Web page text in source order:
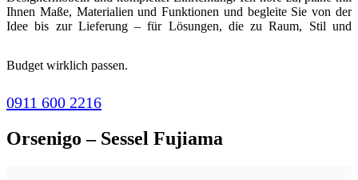
Ihnen Maße, Materialien und Funktionen und begleite Sie von der
Idee bis zur Lieferung – für Lösungen, die zu Raum, Stil und
Budget wirklich passen.
0911 600 2216
Orsenigo – Sessel Fujiama